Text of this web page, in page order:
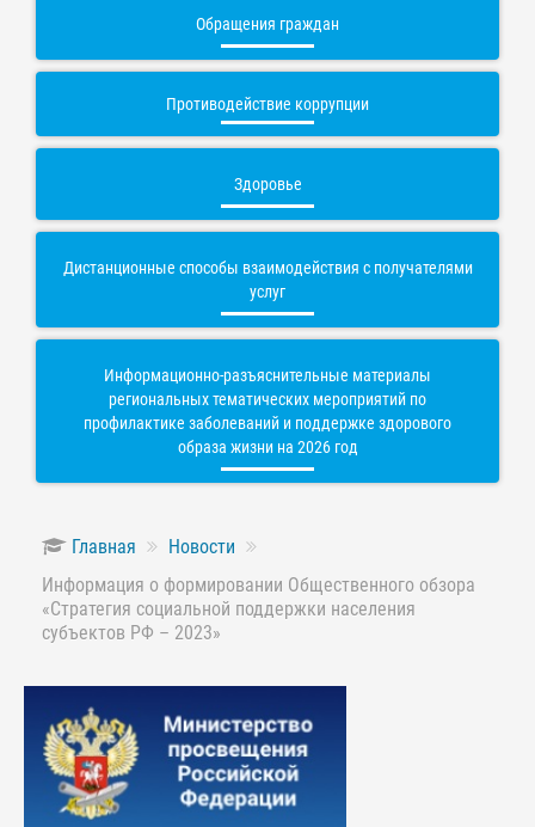
Обращения граждан
Противодействие коррупции
Здоровье
Дистанционные способы взаимодействия с получателями
услуг
Информационно-разъяснительные материалы
региональных тематических мероприятий по
профилактике заболеваний и поддержке здорового
образа жизни на 2026 год
Главная
Новости
Информация о формировании Общественного обзора
«Стратегия социальной поддержки населения
субъектов РФ – 2023»